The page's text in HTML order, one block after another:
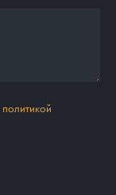
политикой